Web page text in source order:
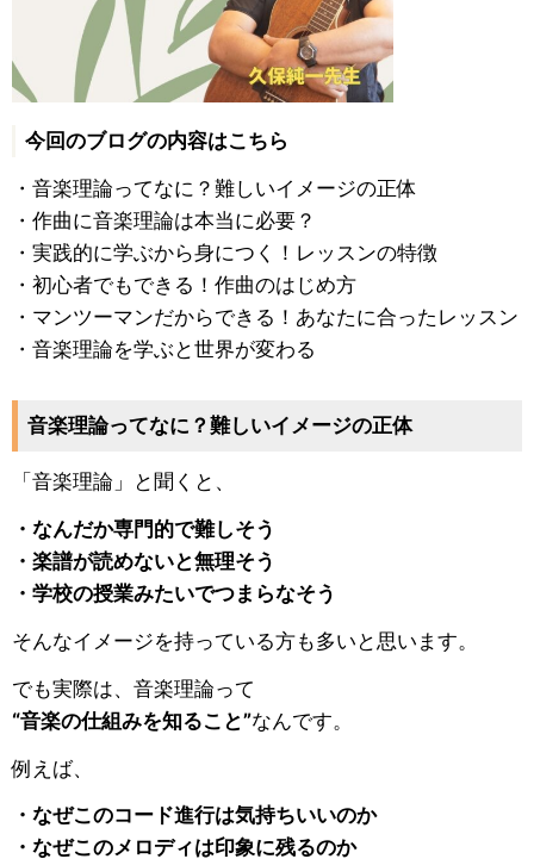
今回のブログの内容はこちら
・音楽理論ってなに？難しいイメージの正体
・作曲に音楽理論は本当に必要？
・実践的に学ぶから身につく！レッスンの特徴
・初心者でもできる！作曲のはじめ方
・マンツーマンだからできる！あなたに合ったレッスン
・音楽理論を学ぶと世界が変わる
音楽理論ってなに？難しいイメージの正体
「音楽理論」と聞くと、
・なんだか専門的で難しそう
・楽譜が読めないと無理そう
・学校の授業みたいでつまらなそう
そんなイメージを持っている方も多いと思います。
でも実際は、音楽理論って
“音楽の仕組みを知ること”なんです。
例えば、
・なぜこのコード進行は気持ちいいのか
・なぜこのメロディは印象に残るのか